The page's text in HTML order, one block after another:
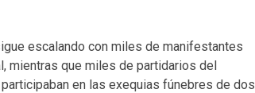
escalando con miles de manifestantes
mientras que miles de partidarios del
en las exequias fúnebres de dos